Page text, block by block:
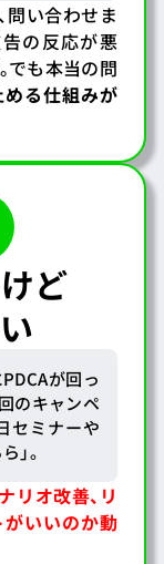
問い合わせま
告の反応が悪
でも本当の問
る仕組みが
ど
が回っ
のキャンペ
セミナーや
」。
リオ改善、リ
がいいのか動